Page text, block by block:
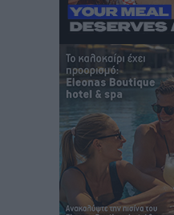
Ρόδος: «Βουλιάζει» από
επιβάτες και 55
Τοπικές Ειδήσεις• πριν 2 ώρες
Γ’ Εθνική Κατηγορία: Οι
αγωνιστικών της
• πριν 8 ώρες
Συνελήφθησαν δύο
πελατών